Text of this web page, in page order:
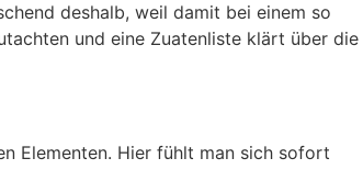
deshalb, weil damit bei einem so
und eine Zuatenliste klärt über die
Elementen. Hier fühlt man sich sofort